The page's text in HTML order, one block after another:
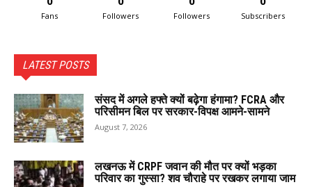
Fans Followers Followers Subscribers
LATEST POSTS
संसद में अगले हफ्ते क्यों बढ़ेगा हंगामा? FCRA और
परिसीमन बिल पर सरकार-विपक्ष आमने-सामने
August 7, 2026
लखनऊ में CRPF जवान की मौत पर क्यों भड़का
परिवार का गुस्सा? शव चौराहे पर रखकर लगाया जाम